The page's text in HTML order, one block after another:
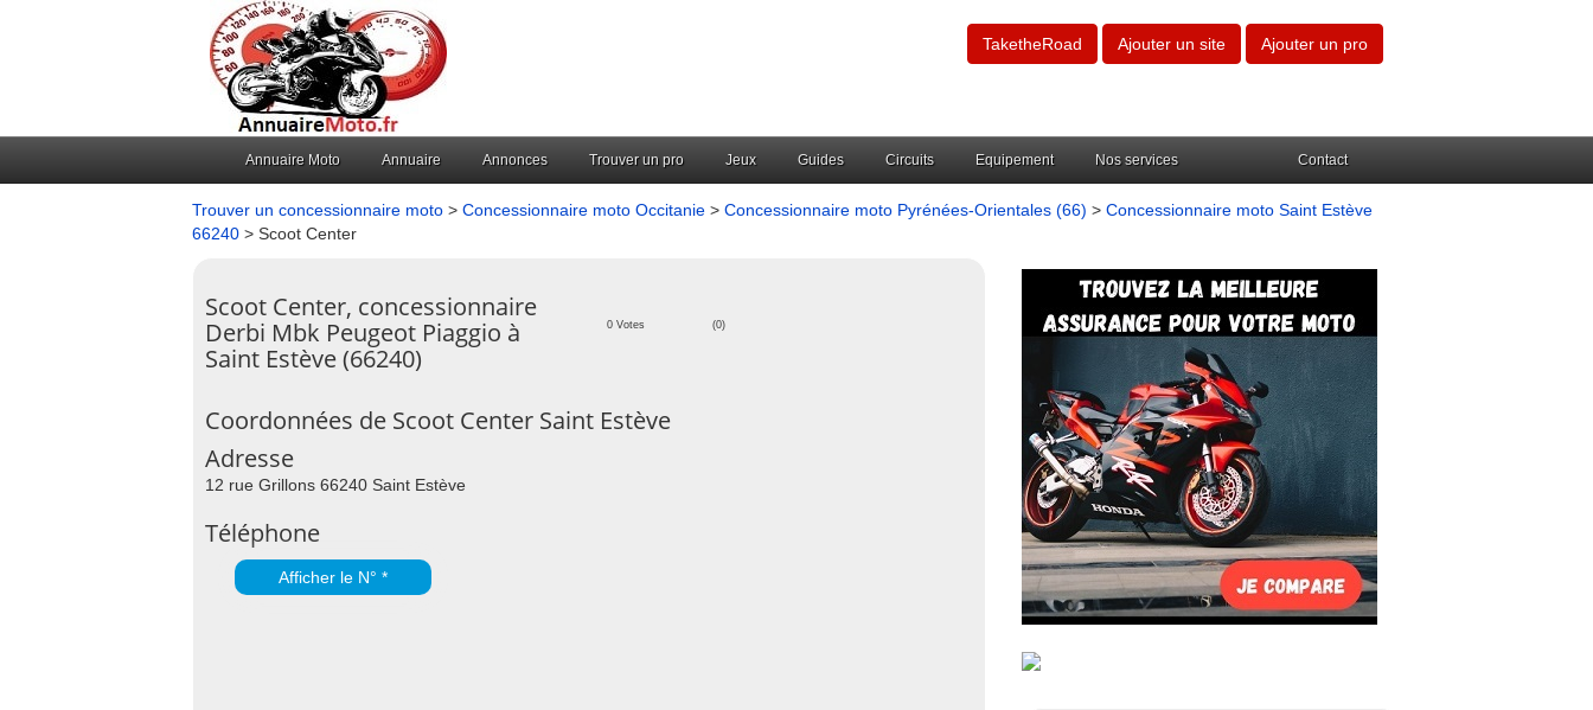
TaketheRoad Ajouter un site Ajouter un pro
Annuaire Moto Annuaire Annonces Trouver un pro Jeux Guides Circuits Equipement Nos services Contact
Trouver un concessionnaire moto > Concessionnaire moto Occitanie > Concessionnaire moto Pyrénées-Orientales (66) > Concessionnaire moto Saint Estève
66240 > Scoot Center
Scoot Center, concessionnaire
Derbi Mbk Peugeot Piaggio à
Saint Estève (66240)
0 Votes (0)
Coordonnées de Scoot Center Saint Estève
Adresse
12 rue Grillons 66240 Saint Estève
Téléphone
Afficher le N° *